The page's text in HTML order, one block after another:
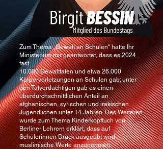
Zum Thema „Gewalt an Schulen“ hatte Ihr
Ministerium mir geantwortet, dass es 2024
fast
10.000 Gewalttaten und etwa 26.000
Körperverletzungen an Schulen gab; unter
den Tatverdächtigen gab es einen
überdurchschnittlichen Anteil an
afghanischen, syrischen und irakischen
Jugendlichen unter 14 Jahren. Des Weiteren
wurde zum Thema Kinderkopftuch von
Berliner Lehrern erklärt, dass auf
Schülerinnen Druck ausgeübt wird,
muslimische Werte anzunehmen.